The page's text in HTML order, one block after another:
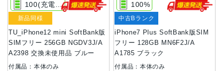
TU_iPhone12 mini SoftBank版
SIMフリー 256GB NGDV3J/A
A2398 交換未使用品 ブルー
100(充電0回)
新品同様
付属品：本体のみ
iPhone7 Plus SoftBank版SIM
フリー 128GB MN6F2J/A
A1785 ブラック
100%
中古Bランク
付属品：本体のみ